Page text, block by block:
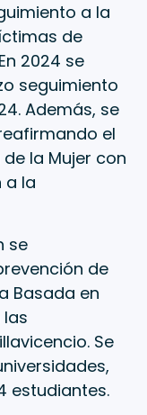
a la
de
2024 se
seguimiento
Además, se
el
la Mujer con
a la
se
de
Basada en
las
Se
estudiantes.